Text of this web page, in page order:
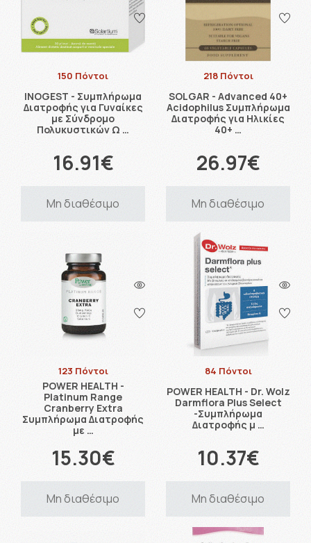
150 Πόντοι
INOGEST - Συμπλήρωμα
Διατροφής για Γυναίκες
με Σύνδρομο
Πολυκυστικών Ω …
16.91€
Μη διαθέσιμο
218 Πόντοι
SOLGAR - Advanced 40+
Acidophilus Συμπλήρωμα
Διατροφής για Ηλικίες
40+ …
26.97€
Μη διαθέσιμο
123 Πόντοι
POWER HEALTH -
Platinum Range
Cranberry Extra
Συμπλήρωμα Διατροφής
με …
15.30€
Μη διαθέσιμο
84 Πόντοι
POWER HEALTH - Dr. Wolz
Darmflora Plus Select
-Συμπλήρωμα
Διατροφής μ …
10.37€
Μη διαθέσιμο